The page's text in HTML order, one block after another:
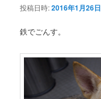
投稿日時:2016年1月26日
鉄でごんす。